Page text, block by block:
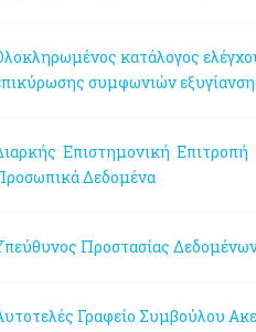
κατάλογος
συμφωνιών
Επιστημονική Επιτροπή
Δεδομένα
Προστασίας
Γραφείο Συμβούλου